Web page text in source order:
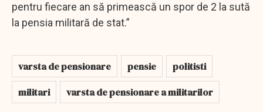
pentru fiecare an să primească un spor de 2 la sută
la pensia militară de stat.”
varsta de pensionare pensie
politisti
militari
varsta de pensionare a militarilor